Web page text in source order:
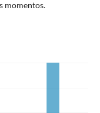
momentos.